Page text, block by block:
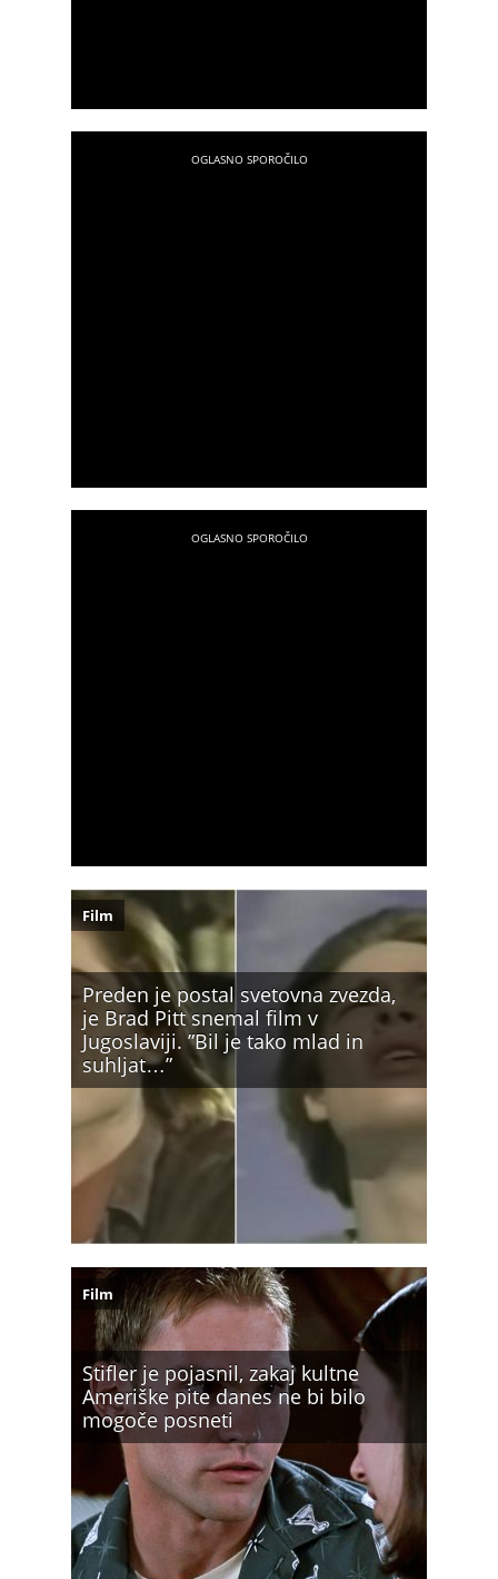
Preden je postal svetovna zvezda,
je Brad Pitt snemal film v
Jugoslaviji. ”Bil je tako mlad in
suhljat…”
Film
Stifler je pojasnil, zakaj kultne
Ameriške pite danes ne bi bilo
mogoče posneti
Film